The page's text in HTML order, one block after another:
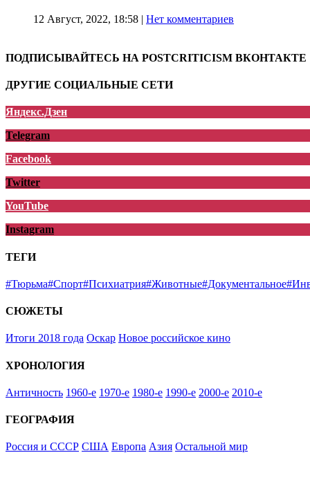
12 Август, 2022, 18:58 | Нет комментариев
ПОДПИСЫВАЙТЕСЬ НА POSTCRITICISM ВКОНТАКТЕ
ДРУГИЕ СОЦИАЛЬНЫЕ СЕТИ
Яндекс.Дзен
Telegram
Facebook
Twitter
YouTube
Instagram
ТЕГИ
#Тюрьма#Спорт#Психиатрия#Животные#Документальное
СЮЖЕТЫ
Итоги 2018 года Оскар Новое российское кино
ХРОНОЛОГИЯ
Античность 1960-е 1970-е 1980-е 1990-е 2000-е 2010-е
ГЕОГРАФИЯ
Россия и СССР США Европа Азия Остальной мир